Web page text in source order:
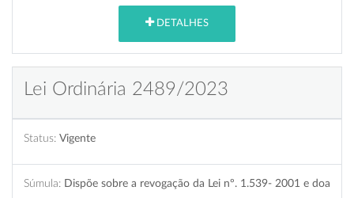
DETALHES
Lei Ordinária 2489/2023
Status: Vigente
Súmula: Dispõe sobre a revogação da Lei nº. 1.539- 2001 e doa